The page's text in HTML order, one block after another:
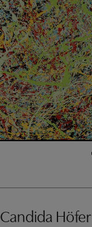
Candida Höfer